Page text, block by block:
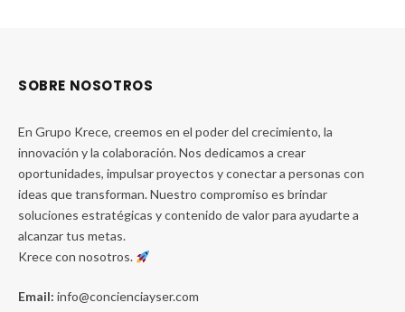
SOBRE NOSOTROS
En Grupo Krece, creemos en el poder del crecimiento, la
innovación y la colaboración. Nos dedicamos a crear
oportunidades, impulsar proyectos y conectar a personas con
ideas que transforman. Nuestro compromiso es brindar
soluciones estratégicas y contenido de valor para ayudarte a
alcanzar tus metas.
Krece con nosotros.
Email: info@concienciayser.com